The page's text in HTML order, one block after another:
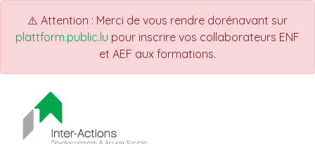
⚠️ Attention : Merci de vous rendre dorénavant sur
plattform.public.lu pour inscrire vos collaborateurs ENF
et AEF aux formations.